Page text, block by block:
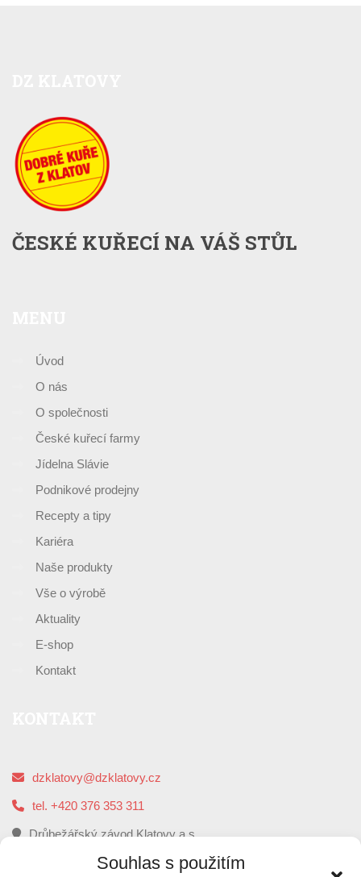
Souhlas s použitím
ČESKÉ KUŘECÍ NA VÁŠ STŮL
Úvod
O nás
O společnosti
České kuřecí farmy
Jídelna Slávie
Podnikové prodejny
Recepty a tipy
Kariéra
Naše produkty
Vše o výrobě
Aktuality
E-shop
Kontakt
dzklatovy@dzklatovy.cz
tel. +420 376 353 311
Drůbežářský závod Klatovy a.s.
5. května 112, 339 01 Klatovy